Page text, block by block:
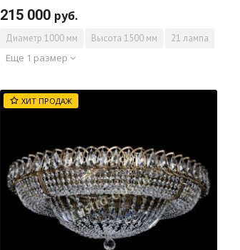
215 000 руб.
Диаметр 1000 мм Высота 1500 мм 21 лампа
Еще 1 размер
ХИТ ПРОДАЖ